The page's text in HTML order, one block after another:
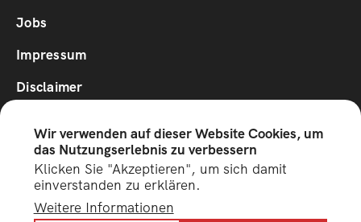
Jobs
Impressum
Disclaimer
Social
Media
Unterstützt vom Innovationsfond für Tourimus des
Staatssekretariats für Wirtschaft (SECO)
Wir verwenden auf dieser Website Cookies, um
das Nutzungserlebnis zu verbessern
Klicken Sie "Akzeptieren", um sich damit
einverstanden zu erklären.
Weitere Informationen